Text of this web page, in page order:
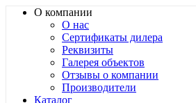
О компании
О нас
Сертификаты дилера
Реквизиты
Галерея объектов
Отзывы о компании
Производители
Каталог